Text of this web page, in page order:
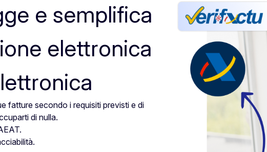
e semplifica
elettronica
fatture secondo i requisiti previsti e di
di nulla.